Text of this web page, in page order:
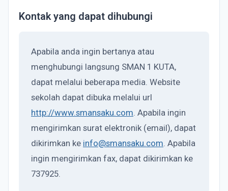
Kontak yang dapat dihubungi
Apabila anda ingin bertanya atau
menghubungi langsung SMAN 1 KUTA,
dapat melalui beberapa media. Website
sekolah dapat dibuka melalui url
http://www.smansaku.com. Apabila ingin
mengirimkan surat elektronik (email), dapat
dikirimkan ke info@smansaku.com. Apabila
ingin mengirimkan fax, dapat dikirimkan ke
737925.